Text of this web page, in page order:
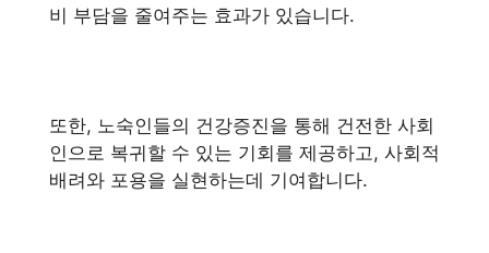
비 부담을 줄여주는 효과가 있습니다.
또한, 노숙인들의 건강증진을 통해 건전한 사회
인으로 복귀할 수 있는 기회를 제공하고, 사회적
배려와 포용을 실현하는데 기여합니다.